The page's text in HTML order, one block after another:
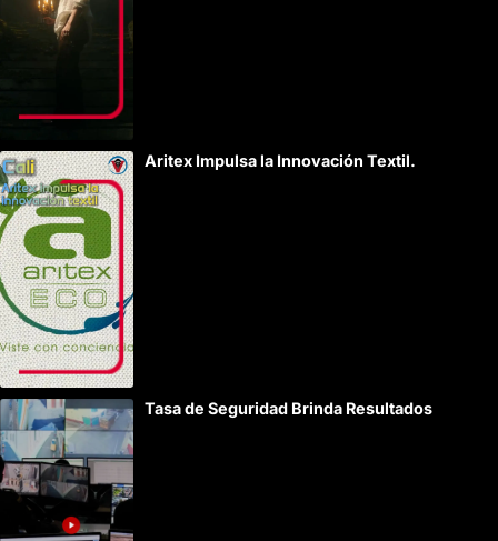
Aritex Impulsa la Innovación Textil.
Tasa de Seguridad Brinda Resultados